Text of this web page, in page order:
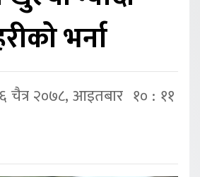
भर्ना
चैत्र २०७८, आइतबार १० : ११